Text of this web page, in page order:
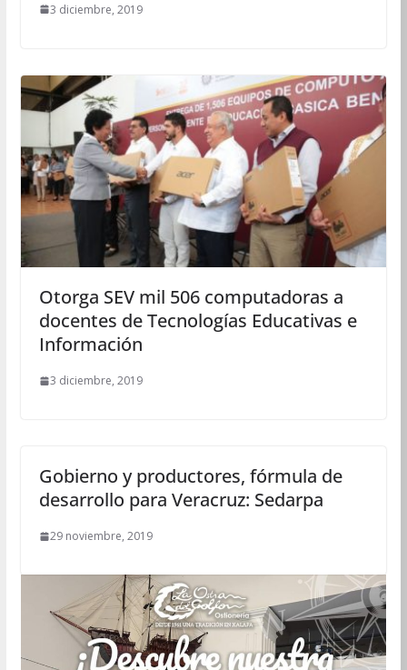
3 diciembre, 2019
Otorga SEV mil 506 computadoras a
docentes de Tecnologías Educativas e
Información
3 diciembre, 2019
Gobierno y productores, fórmula de
desarrollo para Veracruz: Sedarpa
29 noviembre, 2019